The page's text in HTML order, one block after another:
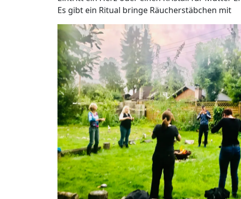
Es gibt ein Ritual bringe Räucherstäbchen mit